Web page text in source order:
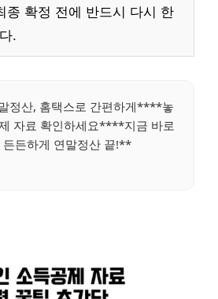
종 확정 전에 반드시 다시 한
.
정산, 홈택스로 간편하게****놓
자료 확인하세요****지금 바로
든든하게 연말정산 끝!**